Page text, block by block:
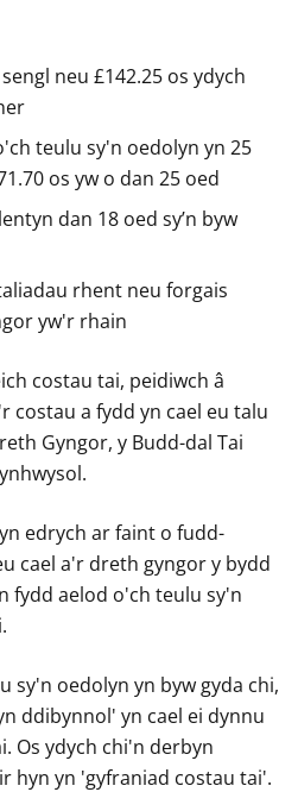
neu £142.25 os ydych
teulu sy'n oedolyn yn 25
os yw o dan 25 oed
dan 18 oed sy’n byw
rhent neu forgais
yw'r rhain
costau tai, peidiwch â
costau a fydd yn cael eu talu
Gyngor, y Budd-dal Tai
edrych ar faint o fudd-
cael a'r dreth gyngor y bydd
fydd aelod o'ch teulu sy'n
sy'n oedolyn yn byw gyda chi,
ddibynnol' yn cael ei dynnu
Os ydych chi'n derbyn
hyn yn 'gyfraniad costau tai'.